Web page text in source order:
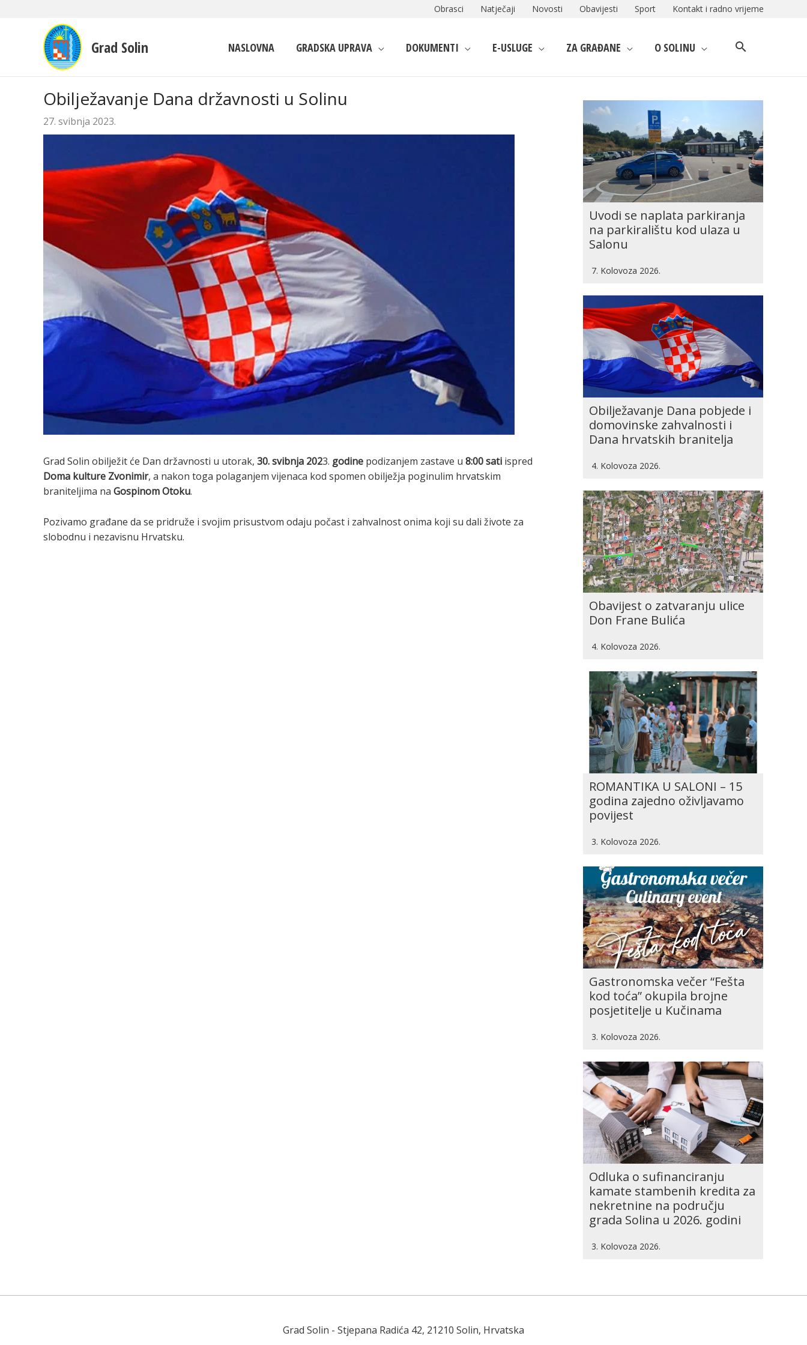
Obrasci Natječaji Novosti Obavijesti Sport Kontakt i radno vrijeme
Grad Solin NASLOVNA GRADSKA UPRAVA DOKUMENTI E-USLUGE ZA GRAĐANE O SOLINU
Obilježavanje Dana državnosti u Solinu
27. svibnja 2023.
Grad Solin obilježit će Dan državnosti u utorak, 30. svibnja 2023. godine podizanjem zastave u 8:00 sati ispred
Doma kulture Zvonimir, a nakon toga polaganjem vijenaca kod spomen obilježja poginulim hrvatskim
braniteljima na Gospinom Otoku.
Pozivamo građane da se pridruže i svojim prisustvom odaju počast i zahvalnost onima koji su dali živote za
slobodnu i nezavisnu Hrvatsku.
Uvodi se naplata parkiranja
na parkiralištu kod ulaza u
Salonu
7. Kolovoza 2026.
Obilježavanje Dana pobjede i
domovinske zahvalnosti i
Dana hrvatskih branitelja
4. Kolovoza 2026.
Obavijest o zatvaranju ulice
Don Frane Bulića
4. Kolovoza 2026.
ROMANTIKA U SALONI – 15
godina zajedno oživljavamo
povijest
3. Kolovoza 2026.
Gastronomska večer “Fešta
kod toća” okupila brojne
posjetitelje u Kučinama
3. Kolovoza 2026.
Odluka o sufinanciranju
kamate stambenih kredita za
nekretnine na području
grada Solina u 2026. godini
3. Kolovoza 2026.
Grad Solin - Stjepana Radića 42, 21210 Solin, Hrvatska